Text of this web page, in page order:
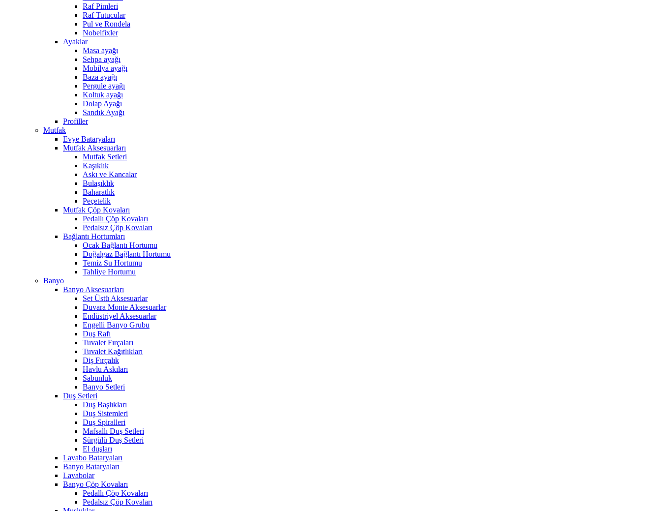
Raf Pimleri
Raf Tutucular
Pul ve Rondela
Nobelfixler
Ayaklar
Masa ayağı
Sehpa ayağı
Mobilya ayağı
Baza ayağı
Pergule ayağı
Koltuk ayağı
Dolap Ayağı
Sandık Ayağı
Profiller
Mutfak
Evye Bataryaları
Mutfak Aksesuarları
Mutfak Setleri
Kaşıklık
Askı ve Kancalar
Bulaşıklık
Baharatlık
Peçetelik
Mutfak Çöp Kovaları
Pedallı Çöp Kovaları
Pedalsız Çöp Kovaları
Bağlantı Hortumları
Ocak Bağlantı Hortumu
Doğalgaz Bağlantı Hortumu
Temiz Su Hortumu
Tahliye Hortumu
Banyo
Banyo Aksesuarları
Set Üstü Aksesuarlar
Duvara Monte Aksesuarlar
Endüstriyel Aksesuarlar
Engelli Banyo Grubu
Duş Rafı
Tuvalet Fırçaları
Tuvalet Kağıtlıkları
Diş Fırçalık
Havlu Askıları
Sabunluk
Banyo Setleri
Duş Setleri
Duş Başlıkları
Duş Sistemleri
Duş Spiralleri
Mafsallı Duş Setleri
Sürgülü Duş Setleri
El duşları
Lavabo Bataryaları
Banyo Bataryaları
Lavabolar
Banyo Çöp Kovaları
Pedallı Çöp Kovaları
Pedalsız Çöp Kovaları